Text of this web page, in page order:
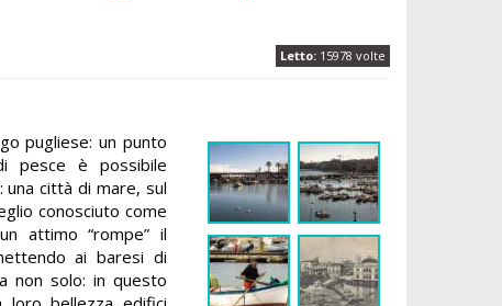
Letto: 15978 volte
pugliese: un punto
pesce è possibile
città di mare, sul
conosciuto come
attimo “rompe” il
ai baresi di
non solo: in questo